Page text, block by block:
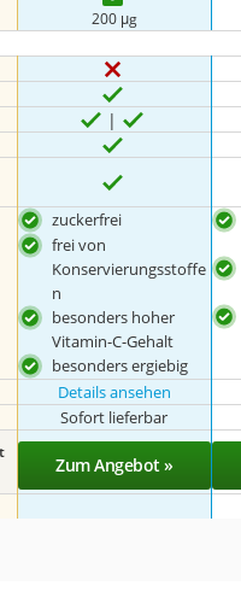
200 μg
zuckerfrei
frei von
Konservierungsstoffe
n
besonders hoher
Vitamin-C-Gehalt
besonders ergiebig
Details ansehen
Sofort lieferbar
Zum Angebot »